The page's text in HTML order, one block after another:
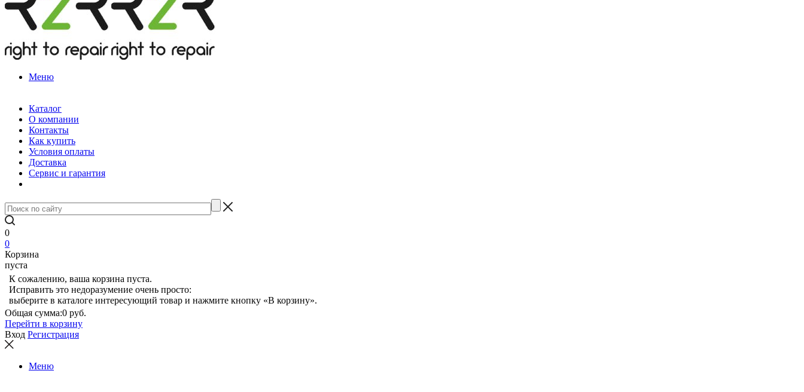
Меню
Каталог
О компании
Контакты
Как купить
Условия оплаты
Доставка
Сервис и гарантия
0
0
Корзина
пуста
К сожалению, ваша корзина пуста.
Исправить это недоразумение очень просто:
выберите в каталоге интересующий товар и нажмите кнопку «В корзину».
Общая сумма:0 руб.
Перейти в корзину
Вход Регистрация
Меню